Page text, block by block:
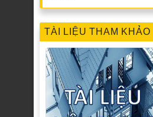
TÀI LIỆU THAM KHẢO